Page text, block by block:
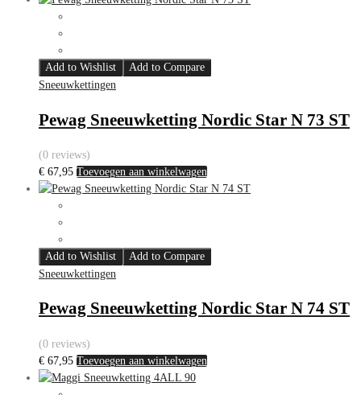
Add to Wishlist
Add to Compare
Sneeuwkettingen
Pewag Sneeuwketting Nordic Star N 73 ST
(0 reviews)
€ 67,95 Toevoegen aan winkelwagen
Add to Wishlist
Add to Compare
Sneeuwkettingen
Pewag Sneeuwketting Nordic Star N 74 ST
(0 reviews)
€ 67,95 Toevoegen aan winkelwagen